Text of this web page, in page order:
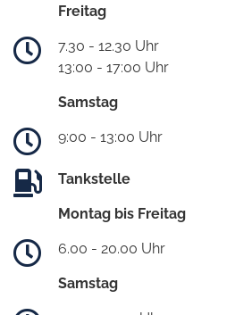
Freitag
7.30 - 12.30 Uhr
13:00 - 17:00 Uhr
Samstag
9:00 - 13:00 Uhr
Tankstelle
Montag bis Freitag
6.00 - 20.00 Uhr
Samstag